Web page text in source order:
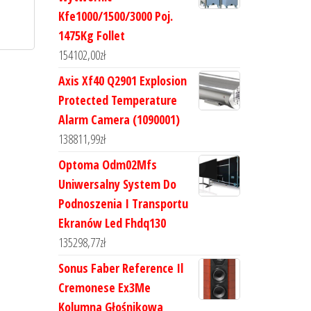
Kfe1000/1500/3000 Poj.
1475Kg Follet
154102,00zł
Axis Xf40 Q2901 Explosion
Protected Temperature
Alarm Camera (1090001)
138811,99zł
Optoma Odm02Mfs
Uniwersalny System Do
Podnoszenia I Transportu
Ekranów Led Fhdq130
135298,77zł
Sonus Faber Reference Il
Cremonese Ex3Me
Kolumna Głośnikowa